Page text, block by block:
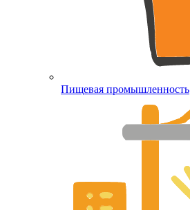
Пищевая промышленность